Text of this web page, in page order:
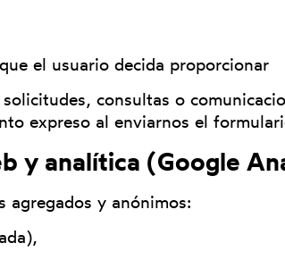
el usuario decida proporcionar
consultas o
expreso al enviarnos el
y analítica (Google
agregados y anónimos: